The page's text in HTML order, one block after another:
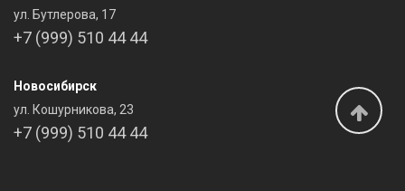
ул. Бутлерова, 17
+7 (999) 510 44 44
Новосибирск
ул. Кошурникова, 23
+7 (999) 510 44 44